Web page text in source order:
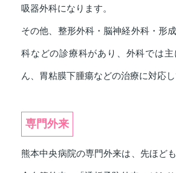
吸器外科になります。
その他、整形外科・脳神経外科・形
科などの診療科があり、外科では
ん、胃粘膜下腫瘍などの治療に対応し
専門外来
熊本中央病院の専門外来は、先ほど